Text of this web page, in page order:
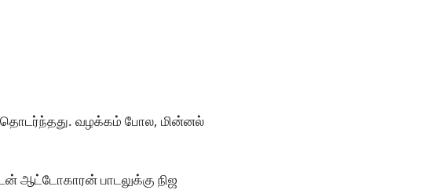
தொடர்ந்தது. வழக்கம் போல, மின்னல்
ஆட்டோகாரன் பாடலுக்கு நிஜ